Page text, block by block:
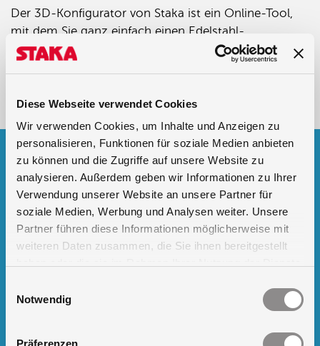
Diese Webseite verwendet Cookies
Wir verwenden Cookies, um Inhalte und Anzeigen zu
personalisieren, Funktionen für soziale Medien anbieten
zu können und die Zugriffe auf unsere Website zu
analysieren. Außerdem geben wir Informationen zu Ihrer
Verwendung unserer Website an unsere Partner für
soziale Medien, Werbung und Analysen weiter. Unsere
Partner führen diese Informationen möglicherweise mit
weiteren Daten zusammen, die Sie ihnen bereitgestellt
Notwendig
Präferenzen
Der 3D-Konfigurator von Staka ist ein Online-Tool,
mit dem Sie ganz einfach einen Edelstahl-
Außenschaltschrank zusammenstellen können,
inklusive 3D-Visualisierung. Sie können direkt ein
Folgen Sie uns
auf Facebook
auf LinkedIn
auf YouTube